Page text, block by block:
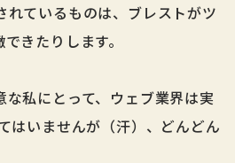
ているものは、ブレストがツ
きたりします。
私にとって、ウェブ業界は実
はいませんが（汗）、どんどん